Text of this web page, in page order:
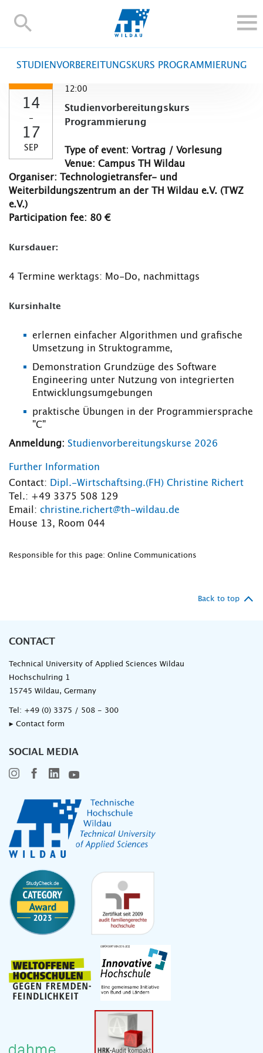
TH-
ALUMNI
INTERNATIONAL
Contact and directions Webmail Moodle
TH Online-Portal Deutsch
STUDIENVORBEREITUNGSKURS PROGRAMMIERUNG
14
-
17
SEP
12:00
Studienvorbereitungskurs
Programmierung
Type of event: Vortrag / Vorlesung
Venue: Campus TH Wildau
Organiser: Technologietransfer- und
Weiterbildungszentrum an der TH Wildau e.V. (TWZ
e.V.)
Participation fee: 80 €
Kursdauer:
4 Termine werktags: Mo-Do, nachmittags
Kursinhalte
erlernen einfacher Algorithmen und grafische
Umsetzung in Struktogramme,
Demonstration Grundzüge des Software
Engineering unter Nutzung von integrierten
Entwicklungsumgebungen
praktische Übungen in der Programmiersprache
"C"
Anmeldung: Studienvorbereitungskurse 2026
Further Information
Contact: Dipl.-Wirtschaftsing.(FH) Christine Richert
Tel.: +49 3375 508 129
Email: christine.richert@th-wildau.de
House 13, Room 044
Responsible for this page: Online Communications
Back to top
CONTACT
Technical University of Applied Sciences Wildau
Hochschulring 1
15745 Wildau, Germany
Tel: +49 (0) 3375 / 508 - 300
▸ Contact form
SOCIAL MEDIA